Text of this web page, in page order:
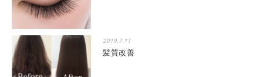
2019.7.11
髪質改善